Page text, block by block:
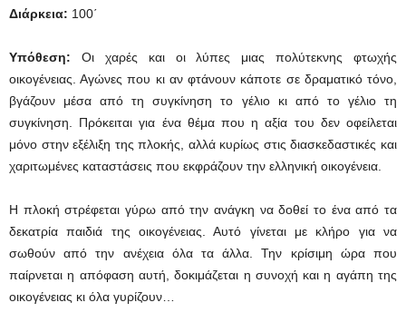
Διάρκεια: 100΄
Υπόθεση: Οι χαρές και οι λύπες μιας πολύτεκνης φτωχής
οικογένειας. Αγώνες που κι αν φτάνουν κάποτε σε δραματικό τόνο,
βγάζουν μέσα από τη συγκίνηση το γέλιο κι από το γέλιο τη
συγκίνηση. Πρόκειται για ένα θέμα που η αξία του δεν οφείλεται
μόνο στην εξέλιξη της πλοκής, αλλά κυρίως στις διασκεδαστικές και
χαριτωμένες καταστάσεις που εκφράζουν την ελληνική οικογένεια.
Η πλοκή στρέφεται γύρω από την ανάγκη να δοθεί το ένα από τα
δεκατρία παιδιά της οικογένειας. Αυτό γίνεται με κλήρο για να
σωθούν από την ανέχεια όλα τα άλλα. Την κρίσιμη ώρα που
παίρνεται η απόφαση αυτή, δοκιμάζεται η συνοχή και η αγάπη της
οικογένειας κι όλα γυρίζουν…